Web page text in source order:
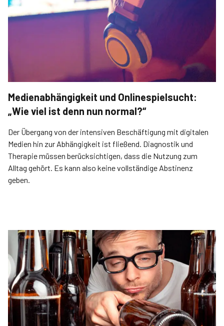
Medienabhängigkeit und Onlinespielsucht:
„Wie viel ist denn nun normal?“
Der Übergang von der intensiven Beschäftigung mit digitalen
Medien hin zur Abhängigkeit ist fließend. Diagnostik und
Therapie müssen berücksichtigen, dass die Nutzung zum
Alltag gehört. Es kann also keine vollständige Abstinenz
geben.